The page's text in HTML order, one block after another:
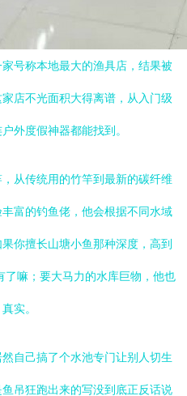
号称本地最大的渔具店，结果被
店不光面积大得离谱，从入门级
外度假神器都能找到。
从传统用的竹竿到最新的碳纤维
富的钓鱼佬，他会根据不同水域
你擅长山塘小鱼那种深度，高到
嘛；要大马力的水库巨物，他也
实。
自己搞了个水池专门让别人切生
吊狂跑出来的写没到底正反话说